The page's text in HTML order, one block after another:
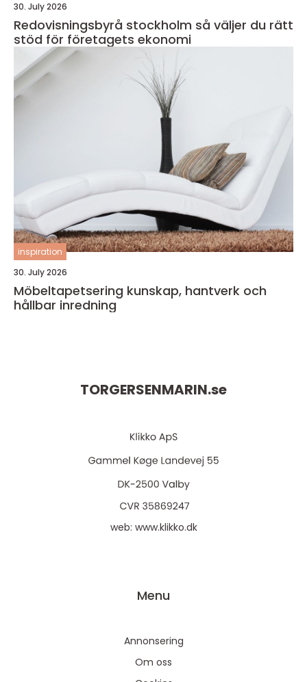
30. July 2026
Redovisningsbyrå stockholm så väljer du rätt
stöd för företagets ekonomi
inspiration
30. July 2026
Möbeltapetsering kunskap, hantverk och
hållbar inredning
TORGERSENMARIN.se
web: www.klikko.dk
Menu
Annonsering
Om oss